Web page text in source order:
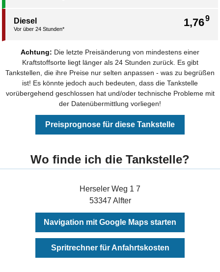
1,769
Diesel
Vor über 24 Stunden*
Achtung: Die letzte Preisänderung von mindestens einer
Kraftstoffsorte liegt länger als 24 Stunden zurück. Es gibt
Tankstellen, die ihre Preise nur selten anpassen - was zu begrüßen
ist! Es könnte jedoch auch bedeuten, dass die Tankstelle
vorübergehend geschlossen hat und/oder technische Probleme mit
der Datenübermittlung vorliegen!
Preisprognose für diese Tankstelle
Wo finde ich die Tankstelle?
Herseler Weg 1 7
53347 Alfter
Navigation mit Google Maps starten
Spritrechner für Anfahrtskosten